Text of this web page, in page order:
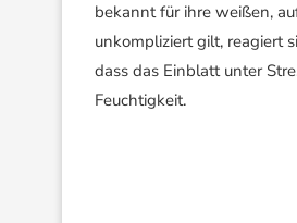
bekannt für ihre weißen,
unkompliziert gilt, reagiert
dass das Einblatt unter
Feuchtigkeit.